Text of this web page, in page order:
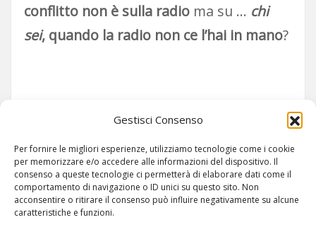
Gestisci Consenso
Per fornire le migliori esperienze, utilizziamo tecnologie come i cookie
per memorizzare e/o accedere alle informazioni del dispositivo. Il
consenso a queste tecnologie ci permetterà di elaborare dati come il
comportamento di navigazione o ID unici su questo sito. Non
acconsentire o ritirare il consenso può influire negativamente su alcune
caratteristiche e funzioni.
conflitto non è sulla radioma su … chi
sei, quando la radio non ce l’hai in mano?
Siamo su TELEGRAM!